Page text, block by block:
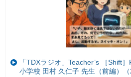
「TDXラジオ」Teacher’s ［Shift
小学校 田村 久仁子 先生（前編）（